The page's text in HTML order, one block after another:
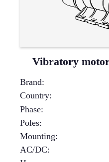
Vibratory
Brand:
Country:
Phase:
Poles:
Mounting:
AC/DC: